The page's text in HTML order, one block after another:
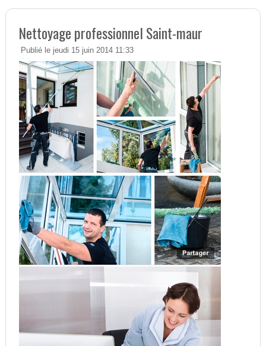
Nettoyage professionnel Saint-maur
Publié le jeudi 15 juin 2014 11:33